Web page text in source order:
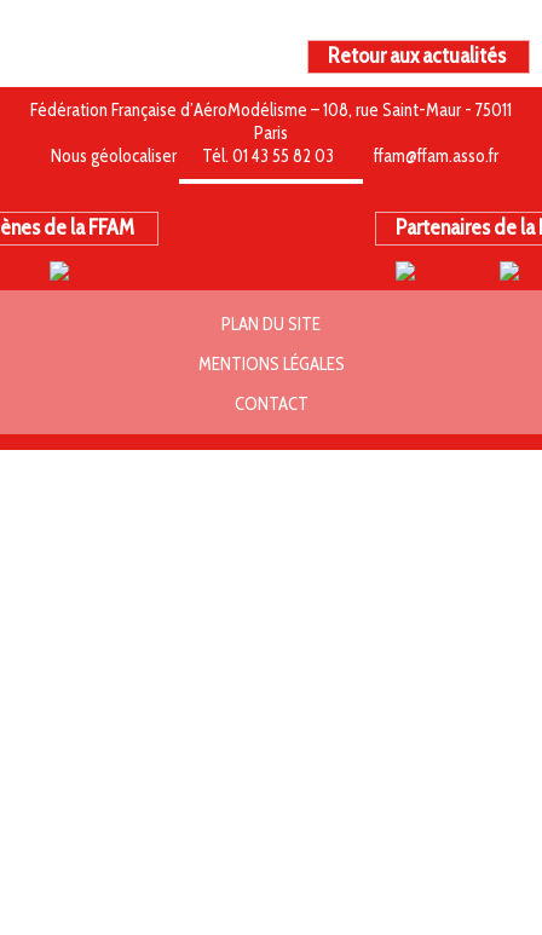
Retour aux actualités
Fédération Française d’AéroModélisme – 108, rue Saint-Maur - 75011
Paris
Nous géolocaliser
Tél. 01 43 55 82 03 ffam@ffam.asso.fr
de la FFAM Partenaires de la
PLAN DU SITE
MENTIONS LÉGALES
CONTACT